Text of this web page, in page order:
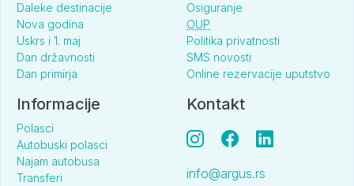
Daleke destinacije
Nova godina
Uskrs i 1. maj
Dan državnosti
Dan primirja
Osiguranje
OUP
Politika privatnosti
SMS novosti
Online rezervacije uputstvo
Informacije
Polasci
Autobuski polasci
Najam autobusa
Transferi
Kontakt
info@argus.rs